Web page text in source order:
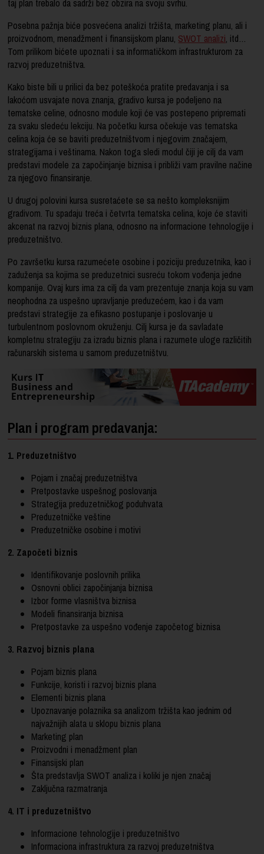
taj plan trebalo da sadrži bez obzira na svoju svrhu.
Posebna pažnja biće posvećena analizi tržišta, marketing planu, ali i
proizvodnom, menadžment i finansijskom planu, SWOT analizi, itd…
Tom prilikom bićete upoznati i sa informatičkom infrastrukturom za
razvoj preduzetništva.
Kako biste bili u prilici da bez poteškoća pratite predavanja i sa
lakoćom usvajate nova znanja, gradivo kursa je podeljeno na
tematske celine, odnosno module koji će vas postepeno pripremati
za svaku sledeću lekciju. Na početku kursa očekuje vas tematska
celina koja će se baviti preduzetništvom i njegovim značajem,
strategijama i veštinama. Nakon toga sledi modul čiji je cilj da vam
predstavi modele za započinjanje biznisa i približi vam pravilne načine
za njegovo finansiranje.
U drugoj polovini kursa susretaćete se sa nešto kompleksnijim
gradivom. Tu spadaju treća i četvrta tematska celina, koje će staviti
akcenat na razvoj biznis plana, odnosno na informacione tehnologije i
preduzetništvo.
Po završetku kursa razumećete osobine i poziciju preduzetnika, kao i
zaduženja sa kojima se preduzetnici susreću tokom vođenja jedne
kompanije. Ovaj kurs ima za cilj da vam prezentuje znanja koja su vam
neophodna za uspešno upravljanje preduzećem, kao i da vam
predstavi strategije za efikasno postupanje i poslovanje u
turbulentnom poslovnom okruženju. Cilj kursa je da savladate
kompletnu strategiju za izradu biznis plana i razumete uloge različitih
računarskih sistema u samom preduzetništvu.
Plan i program predavanja:
1. Preduzetništvo
Pojam i značaj preduzetništva
Pretpostavke uspešnog poslovanja
Strategija preduzetničkog poduhvata
Preduzetničke veštine
Preduzetničke osobine i motivi
2. Započeti biznis
Identifikovanje poslovnih prilika
Osnovni oblici započinjanja biznisa
Izbor forme vlasništva biznisa
Modeli finansiranja biznisa
Pretpostavke za uspešno vođenje započetog biznisa
3. Razvoj biznis plana
Pojam biznis plana
Funkcije, koristi i razvoj biznis plana
Elementi biznis plana
Upoznavanje polaznika sa analizom tržišta kao jednim od
najvažnijih alata u sklopu biznis plana
Marketing plan
Proizvodni i menadžment plan
Finansijski plan
Šta predstavlja SWOT analiza i koliki je njen značaj
Zaključna razmatranja
4. IT i preduzetništvo
Informacione tehnologije i preduzetništvo
Informaciona infrastruktura za razvoj preduzetništva